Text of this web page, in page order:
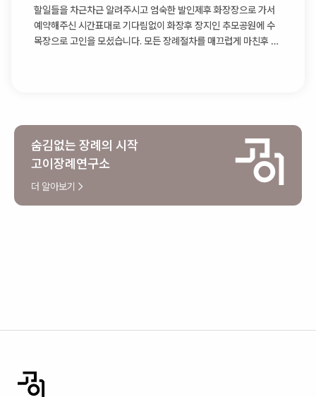
할일들을 차근차근 알려주시고 엄숙한 발인제후 화장장으로 가서
예약해주신 시간표대로 기다림없이 화장후 장지인 추모공원에 수
목장으로 고인을 모셨습니다. 모든 장례절차를 매끄럽게 마친후 다
숨김없는 장례의 시작
고이장례연구소
더 알아보기